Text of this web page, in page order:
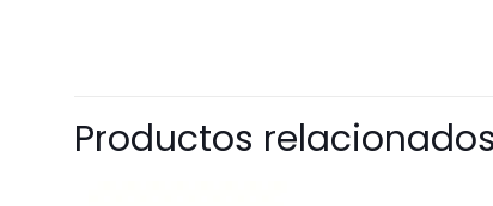
Productos relacionados